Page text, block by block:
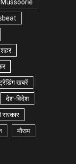
खबरें
देश-विदेश
सरकार
मौसम